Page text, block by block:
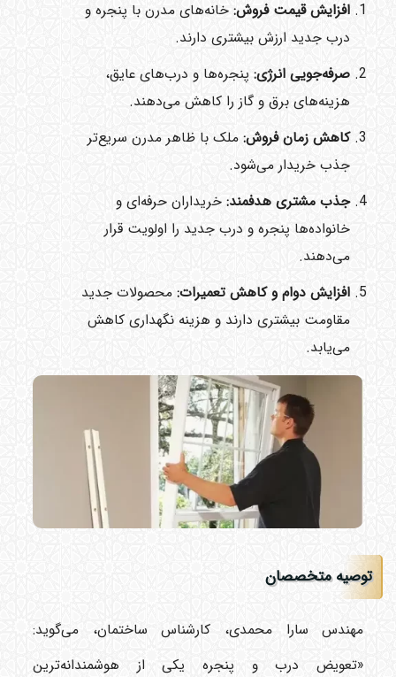
افزایش قیمت فروش:خانه‌های مدرن با پنجره و
درب جدید ارزش بیشتری دارند.
صرفه‌جویی انرژی:پنجره‌ها و درب‌های عایق،
هزینه‌های برق و گاز را کاهش می‌دهند.
کاهش زمان فروش:ملک با ظاهر مدرن سریع‌تر
جذب خریدار می‌شود.
جذب مشتری هدفمند:خریداران حرفه‌ای و
خانواده‌ها پنجره و درب جدید را اولویت قرار
می‌دهند.
افزایش دوام و کاهش تعمیرات:محصولات جدید
مقاومت بیشتری دارند و هزینه نگهداری کاهش
می‌یابد.
توصیه متخصصان
مهندس سارا محمدی، کارشناس ساختمان، می‌گوید:
«تعویض درب و پنجره یکی از هوشمندانه‌ترین